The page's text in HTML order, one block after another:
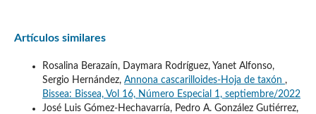
Artículos similares
Rosalina Berazaín, Daymara Rodríguez, Yanet Alfonso,
Sergio Hernández, Annona cascarilloides-Hoja de taxón ,
Bissea: Bissea, Vol 16, Número Especial 1, septiembre/2022
José Luis Gómez-Hechavarría, Pedro A. González Gutiérrez,